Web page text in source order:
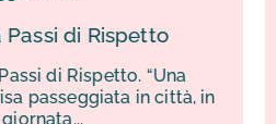
Secondo Rapporto
Professioni
Questionario
Scuola Sant’Anna di